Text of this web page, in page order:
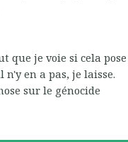
que je voie si cela pose
en a pas, je laisse.
sur le génocide